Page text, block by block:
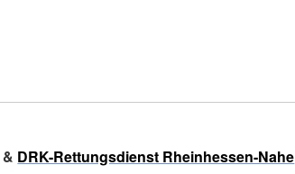
& DRK-Rettungsdienst Rheinhessen-Nahe